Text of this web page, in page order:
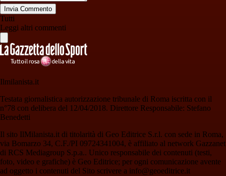
Invia Commento
Tutti
Leggi altri commenti
Ilmilanista.it
Testata giornalistica autorizzazione tribunale di Roma iscritta con il
n°78 con delibera del 12/04/2018. Direttore Responsabile: Stefano
Benedetti
Il sito IlMilanista.it di titolarità di Geo Editrice S.r.l. con sede in Roma,
via Bomarzo 34, C.F./PI 09724341004, è affiliato al network Gazzanet
di RCS Mediagroup S.p.a.. Unico responsabile dei contenuti (testi,
foto, video e grafiche) è Geo Editrice; per ogni comunicazione avente
ad oggetto i contenuti del Sito scrivere a info@geoeditrice.it